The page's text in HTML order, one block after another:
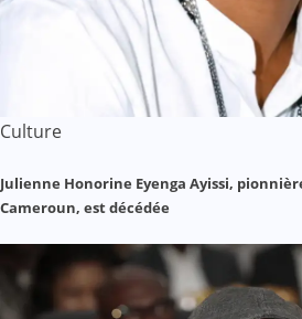
Culture
Julienne Honorine Eyenga Ayissi,
Cameroun, est décédée